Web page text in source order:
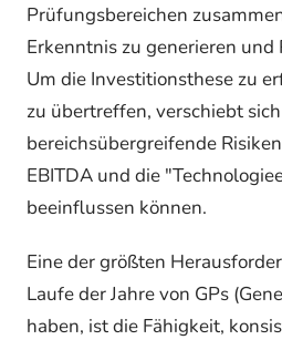
Prüfungsbereichen
Erkenntnis zu generieren und
Um die Investitionsthese zu
zu übertreffen, verschiebt
bereichsübergreifende
EBITDA und die
beeinflussen können.
Eine der größten
Laufe der Jahre von GPs
haben, ist die Fähigkeit,